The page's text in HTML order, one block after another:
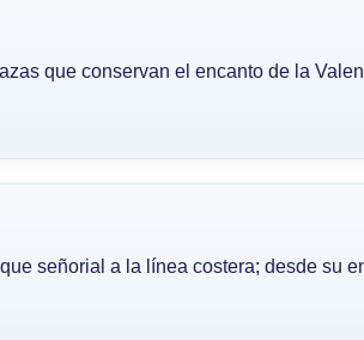
que conservan el encanto de la
señorial a la línea costera; desde su